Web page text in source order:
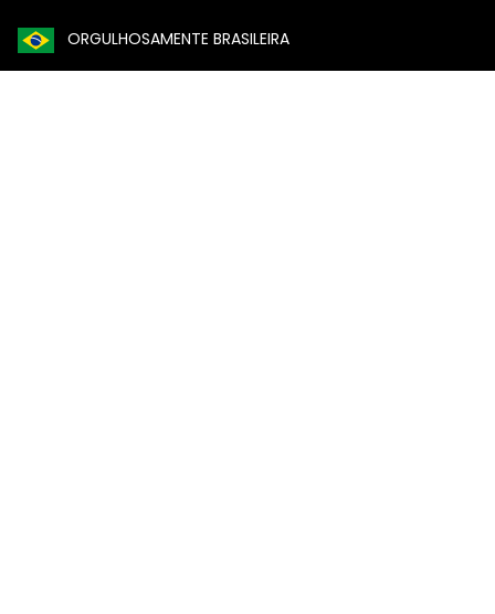
ORGULHOSAMENTE BRASILEIRA